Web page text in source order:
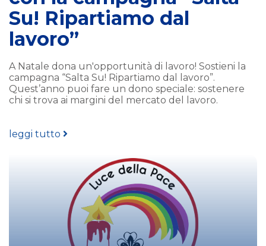
Su! Ripartiamo dal
lavoro”
A Natale dona un'opportunità di lavoro! Sostieni la
campagna “Salta Su! Ripartiamo dal lavoro”.
Quest’anno puoi fare un dono speciale: sostenere
chi si trova ai margini del mercato del lavoro.
leggi tutto